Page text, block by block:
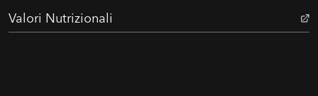
Valori Nutrizionali